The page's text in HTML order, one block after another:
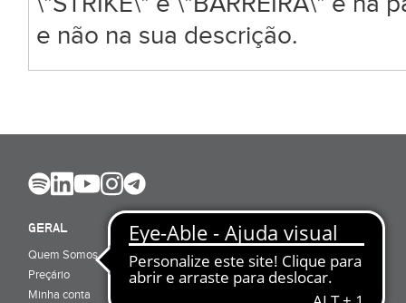
e não na sua descrição.
GERAL
Quem Somos
Preçário
Minha conta
ABRIR CONTA
Porquê ser cliente
Particulares